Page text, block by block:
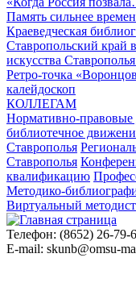
Память сильнее
Краеведческая
Ставропольский край
искусства
Ретро-точка
калейдоскоп
КОЛЛЕГАМ
Нормативно-
библиотечное
Ставрополья
Ставрополья
квалификацию
Методико-
Виртуальный методист
Телефон: (8652) 26-79-
E-mail: skunb@omsu-